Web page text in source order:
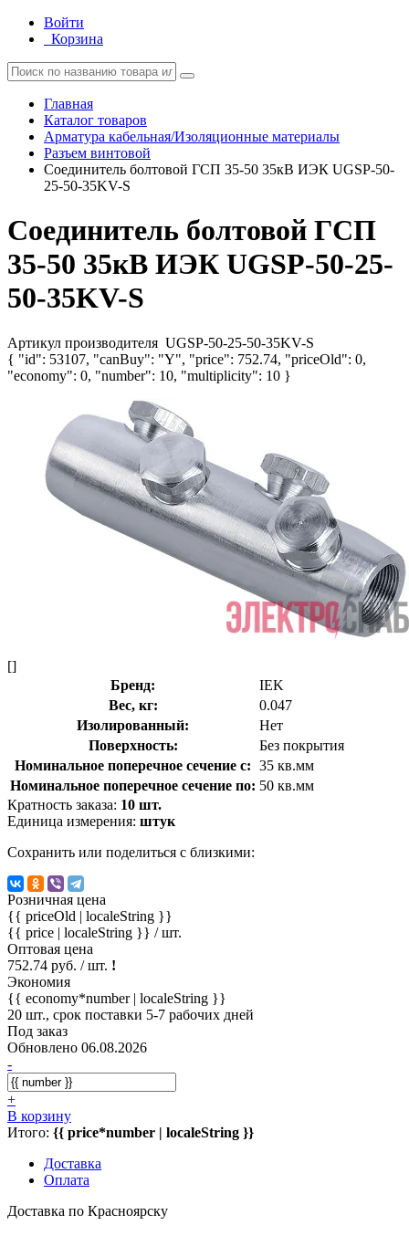
Войти
Корзина
Главная
Каталог товаров
Арматура кабельная/Изоляционные материалы
Разъем винтовой
Соединитель болтовой ГСП 35-50 35кВ ИЭК UGSP-50-
25-50-35KV-S
Соединитель болтовой ГСП
35-50 35кВ ИЭК UGSP-50-25-
50-35KV-S
Артикул производителя UGSP-50-25-50-35KV-S
{ "id": 53107, "canBuy": "Y", "price": 752.74, "priceOld": 0,
"economy": 0, "number": 10, "multiplicity": 10 }
[]
Бренд:
IEK
Вес, кг:
0.047
Изолированный:
Нет
Поверхность:
Без покрытия
Номинальное поперечное сечение с: 35 кв.мм
Номинальное поперечное сечение по: 50 кв.мм
Кратность заказа: 10 шт.
Единица измерения: штук
Сохранить или поделиться с близкими:
Розничная цена
{{ priceOld | localeString }}
{{ price | localeString }} / шт.
Оптовая цена
752.74 руб. / шт. !
Экономия
{{ economy*number | localeString }}
20 шт., срок поставки 5-7 рабочих дней
Под заказ
Обновлено 06.08.2026
-
+
В корзину
Итого: {{ price*number | localeString }}
Доставка
Оплата
Доставка по Красноярску